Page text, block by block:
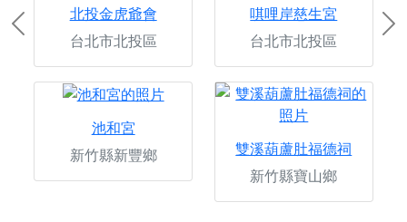
北投金虎爺會
台北市北投區
唭哩岸慈生宮
台北市北投區
池和宮
新竹縣新豐鄉
雙溪葫蘆肚福德祠
新竹縣寶山鄉
Previous